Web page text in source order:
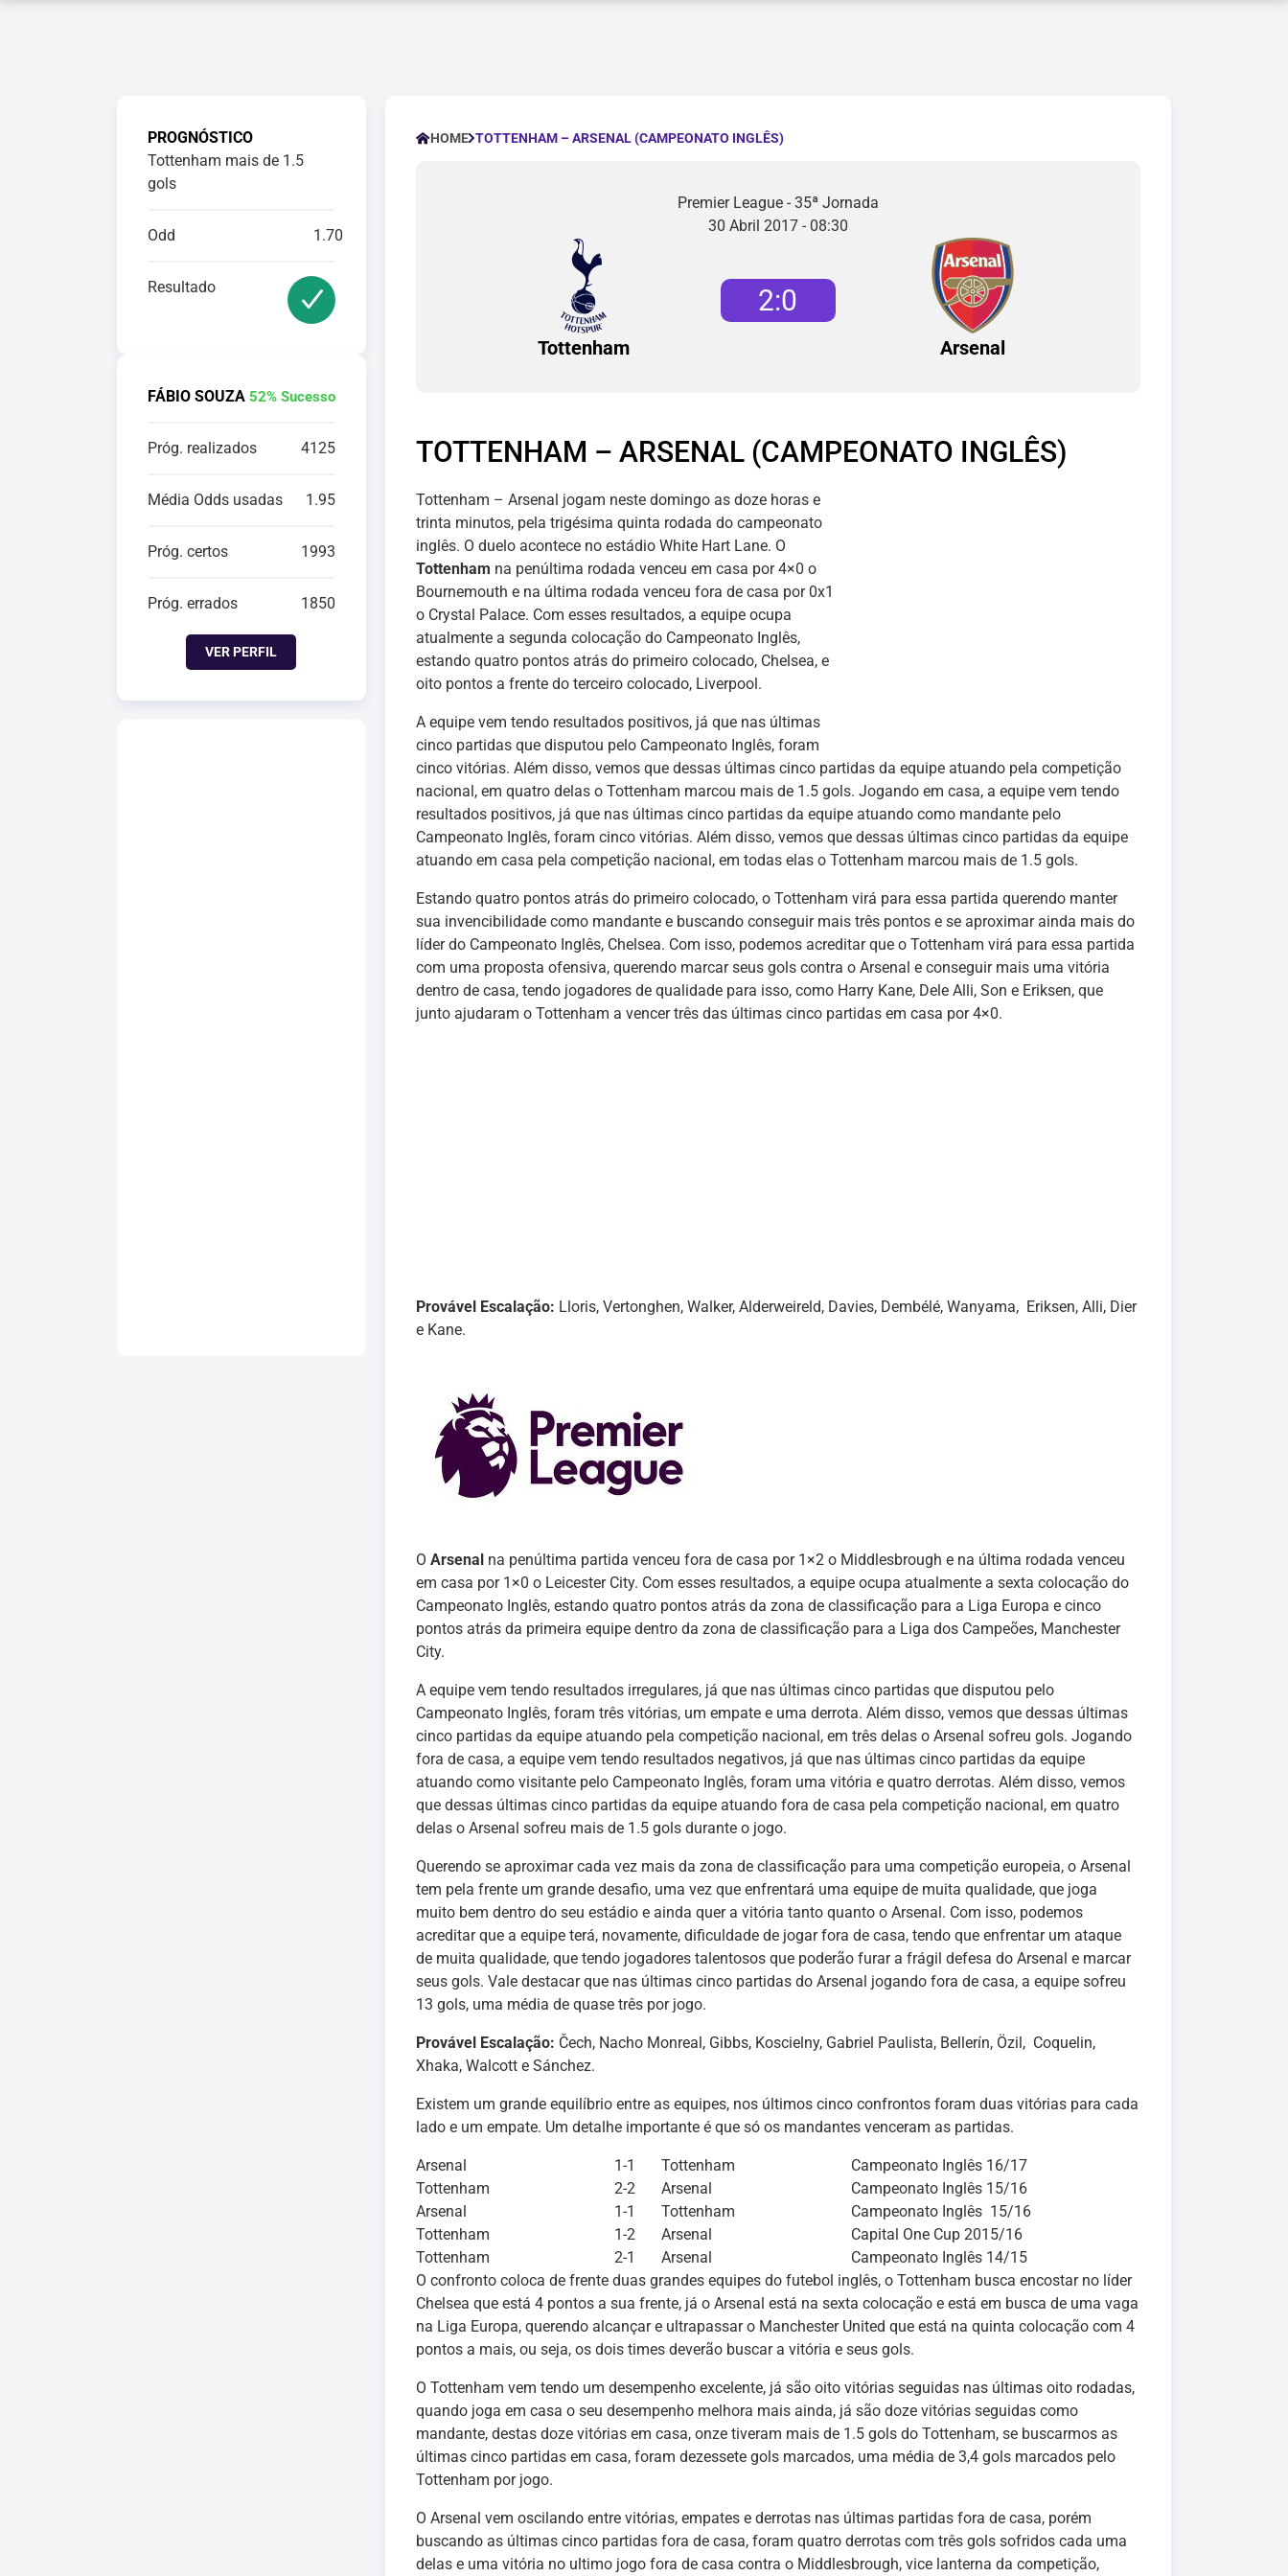
PROGNÓSTICO
Tottenham mais de 1.5
gols
Odd 1.70
Resultado
FÁBIO SOUZA 52% Sucesso
Próg. realizados 4125
Média Odds usadas 1.95
Próg. certos 1993
Próg. errados 1850
VER PERFIL
HOME TOTTENHAM – ARSENAL (CAMPEONATO INGLÊS)
Premier League - 35ª Jornada
30 Abril 2017 - 08:30
Tottenham
2:0
Arsenal
TOTTENHAM – ARSENAL (CAMPEONATO INGLÊS)
Tottenham – Arsenal jogam neste domingo as doze horas e
trinta minutos, pela trigésima quinta rodada do campeonato
inglês. O duelo acontece no estádio White Hart Lane. O
Tottenham na penúltima rodada venceu em casa por 4×0 o
Bournemouth e na última rodada venceu fora de casa por 0x1
o Crystal Palace. Com esses resultados, a equipe ocupa
atualmente a segunda colocação do Campeonato Inglês,
estando quatro pontos atrás do primeiro colocado, Chelsea, e
oito pontos a frente do terceiro colocado, Liverpool.
A equipe vem tendo resultados positivos, já que nas últimas
cinco partidas que disputou pelo Campeonato Inglês, foram
cinco vitórias. Além disso, vemos que dessas últimas cinco partidas da equipe atuando pela competição
nacional, em quatro delas o Tottenham marcou mais de 1.5 gols. Jogando em casa, a equipe vem tendo
resultados positivos, já que nas últimas cinco partidas da equipe atuando como mandante pelo
Campeonato Inglês, foram cinco vitórias. Além disso, vemos que dessas últimas cinco partidas da equipe
atuando em casa pela competição nacional, em todas elas o Tottenham marcou mais de 1.5 gols.
Estando quatro pontos atrás do primeiro colocado, o Tottenham virá para essa partida querendo manter
sua invencibilidade como mandante e buscando conseguir mais três pontos e se aproximar ainda mais do
líder do Campeonato Inglês, Chelsea. Com isso, podemos acreditar que o Tottenham virá para essa partida
com uma proposta ofensiva, querendo marcar seus gols contra o Arsenal e conseguir mais uma vitória
dentro de casa, tendo jogadores de qualidade para isso, como Harry Kane, Dele Alli, Son e Eriksen, que
junto ajudaram o Tottenham a vencer três das últimas cinco partidas em casa por 4×0.
Provável Escalação: Lloris, Vertonghen, Walker, Alderweireld, Davies, Dembélé, Wanyama, Eriksen, Alli, Dier
e Kane.
O Arsenalna penúltima partida venceu fora de casa por 1×2 o Middlesbrough e na última rodada venceu
em casa por 1×0 o Leicester City. Com esses resultados, a equipe ocupa atualmente a sexta colocação do
Campeonato Inglês, estando quatro pontos atrás da zona de classificação para a Liga Europa e cinco
pontos atrás da primeira equipe dentro da zona de classificação para a Liga dos Campeões, Manchester
City.
A equipe vem tendo resultados irregulares, já que nas últimas cinco partidas que disputou pelo
Campeonato Inglês, foram três vitórias, um empate e uma derrota. Além disso, vemos que dessas últimas
cinco partidas da equipe atuando pela competição nacional, em três delas o Arsenal sofreu gols. Jogando
fora de casa, a equipe vem tendo resultados negativos, já que nas últimas cinco partidas da equipe
atuando como visitante pelo Campeonato Inglês, foram uma vitória e quatro derrotas. Além disso, vemos
que dessas últimas cinco partidas da equipe atuando fora de casa pela competição nacional, em quatro
delas o Arsenal sofreu mais de 1.5 gols durante o jogo.
Querendo se aproximar cada vez mais da zona de classificação para uma competição europeia, o Arsenal
tem pela frente um grande desafio, uma vez que enfrentará uma equipe de muita qualidade, que joga
muito bem dentro do seu estádio e ainda quer a vitória tanto quanto o Arsenal. Com isso, podemos
acreditar que a equipe terá, novamente, dificuldade de jogar fora de casa, tendo que enfrentar um ataque
de muita qualidade, que tendo jogadores talentosos que poderão furar a frágil defesa do Arsenal e marcar
seus gols. Vale destacar que nas últimas cinco partidas do Arsenal jogando fora de casa, a equipe sofreu
13 gols, uma média de quase três por jogo.
Provável Escalação: Čech, Nacho Monreal, Gibbs, Koscielny, Gabriel Paulista, Bellerín, Özil, Coquelin,
Xhaka, Walcott e Sánchez.
Existem um grande equilíbrio entre as equipes, nos últimos cinco confrontos foram duas vitórias para cada
lado e um empate. Um detalhe importante é que só os mandantes venceram as partidas.
Arsenal 1-1 Tottenham
Campeonato Inglês 16/17
Tottenham
2-2 Arsenal
Campeonato Inglês 15/16
Arsenal
1-1 Tottenham
Campeonato Inglês 15/16
Tottenham
1-2 Arsenal
Capital One Cup 2015/16
Tottenham
2-1 Arsenal
Campeonato Inglês 14/15
O confronto coloca de frente duas grandes equipes do futebol inglês, o Tottenham busca encostar no líder
Chelsea que está 4 pontos a sua frente, já o Arsenal está na sexta colocação e está em busca de uma vaga
na Liga Europa, querendo alcançar e ultrapassar o Manchester United que está na quinta colocação com 4
pontos a mais, ou seja, os dois times deverão buscar a vitória e seus gols.
O Tottenham vem tendo um desempenho excelente, já são oito vitórias seguidas nas últimas oito rodadas,
quando joga em casa o seu desempenho melhora mais ainda, já são doze vitórias seguidas como
mandante, destas doze vitórias em casa, onze tiveram mais de 1.5 gols do Tottenham, se buscarmos as
últimas cinco partidas em casa, foram dezessete gols marcados, uma média de 3,4 gols marcados pelo
Tottenham por jogo.
O Arsenal vem oscilando entre vitórias, empates e derrotas nas últimas partidas fora de casa, porém
buscando as últimas cinco partidas fora de casa, foram quatro derrotas com três gols sofridos cada uma
delas e uma vitória no ultimo jogo fora de casa contra o Middlesbrough, vice lanterna da competição,